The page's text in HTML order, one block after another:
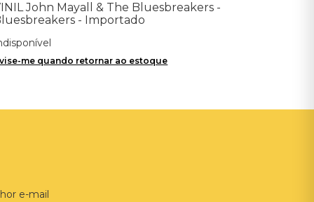
John Mayall & The Bluesbreakers -
- Importado
me quando retornar ao estoque
e-mail